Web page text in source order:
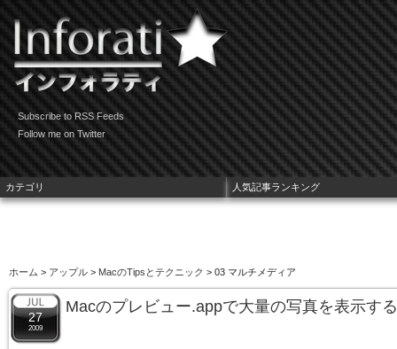
Subscribe to RSS Feeds
Follow me on Twitter
ホーム > アップル > MacのTipsとテクニック > 03 マルチメディア
27
2009
Macのプレビュー.appで大量の写真を表示す
カテゴリ 人気記事ランキング